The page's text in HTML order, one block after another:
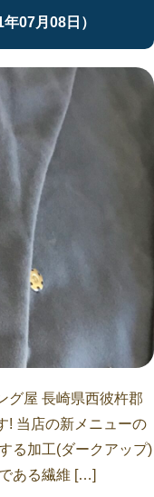
年07月08日）
グ屋 長崎県西彼杵郡
! 当店の新メニューの
る加工(ダークアップ)
ある繊維 […]